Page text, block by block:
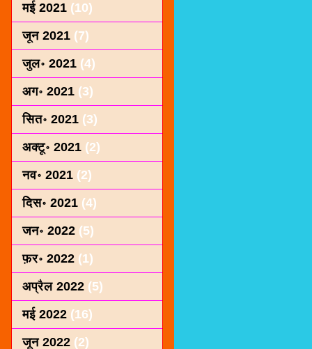
मई 2021 (10)
जून 2021 (7)
जुल॰ 2021 (4)
अग॰ 2021 (3)
सित॰ 2021 (3)
अक्टू॰ 2021 (2)
नव॰ 2021 (2)
दिस॰ 2021 (4)
जन॰ 2022 (5)
फ़र॰ 2022 (1)
अप्रैल 2022 (5)
मई 2022 (16)
जून 2022 (2)